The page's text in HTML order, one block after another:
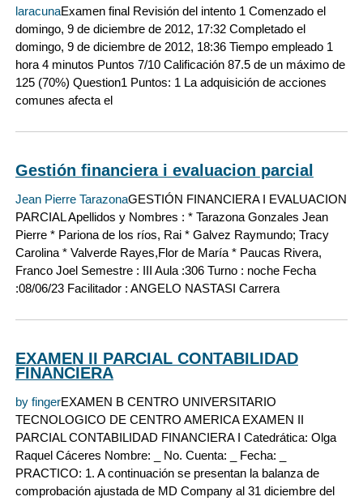
laracunaExamen final Revisión del intento 1 Comenzado el
domingo, 9 de diciembre de 2012, 17:32 Completado el
domingo, 9 de diciembre de 2012, 18:36 Tiempo empleado 1
hora 4 minutos Puntos 7/10 Calificación 87.5 de un máximo de
125 (70%) Question1 Puntos: 1 La adquisición de acciones
comunes afecta el
Gestión financiera i evaluacion parcial
Jean Pierre TarazonaGESTIÓN FINANCIERA I EVALUACION
PARCIAL Apellidos y Nombres : * Tarazona Gonzales Jean
Pierre * Pariona de los ríos, Rai * Galvez Raymundo; Tracy
Carolina * Valverde Rayes,Flor de María * Paucas Rivera,
Franco Joel Semestre : III Aula :306 Turno : noche Fecha
:08/06/23 Facilitador : ANGELO NASTASI Carrera
EXAMEN II PARCIAL CONTABILIDAD
FINANCIERA
by fingerEXAMEN B CENTRO UNIVERSITARIO
TECNOLOGICO DE CENTRO AMERICA EXAMEN II
PARCIAL CONTABILIDAD FINANCIERA I Catedrática: Olga
Raquel Cáceres Nombre: _ No. Cuenta: _ Fecha: _
PRACTICO: 1. A continuación se presentan la balanza de
comprobación ajustada de MD Company al 31 diciembre del